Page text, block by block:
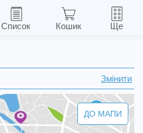
400 мг №10 (5х2)
Змінити
ДО МАПИ
Список Кошик Ще